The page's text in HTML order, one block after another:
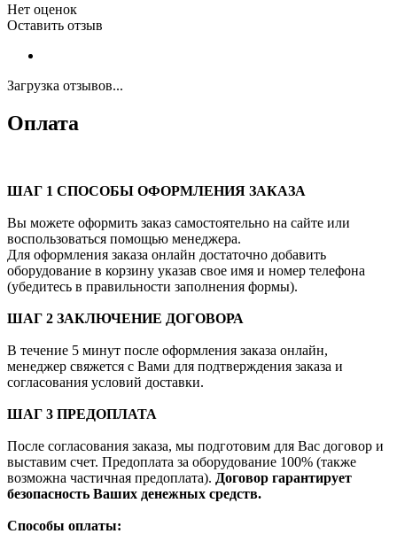
Нет оценок
Оставить отзыв
Загрузка отзывов...
Оплата
ШАГ 1 СПОСОБЫ ОФОРМЛЕНИЯ ЗАКАЗА
Вы можете оформить заказ самостоятельно на сайте или
воспользоваться помощью менеджера.
Для оформления заказа онлайн достаточно добавить
оборудование в корзину указав свое имя и номер телефона
(убедитесь в правильности заполнения формы).
ШАГ 2 ЗАКЛЮЧЕНИЕ ДОГОВОРА
В течение 5 минут после оформления заказа онлайн,
менеджер свяжется с Вами для подтверждения заказа и
согласования условий доставки.
ШАГ 3 ПРЕДОПЛАТА
После согласования заказа, мы подготовим для Вас договор и
выставим счет. Предоплата за оборудование 100% (также
возможна частичная предоплата). Договор гарантирует
безопасность Ваших денежных средств.
Способы оплаты: